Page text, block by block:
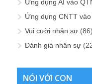
Ứng dụng AI vào
Ứng dụng CNTT
Vui cười nhân sự (86)
Đánh giá nhân sự
NÓI VỚI CON